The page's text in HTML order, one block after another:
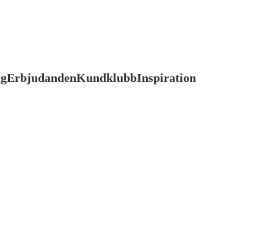
ErbjudandenKundklubbInspiration